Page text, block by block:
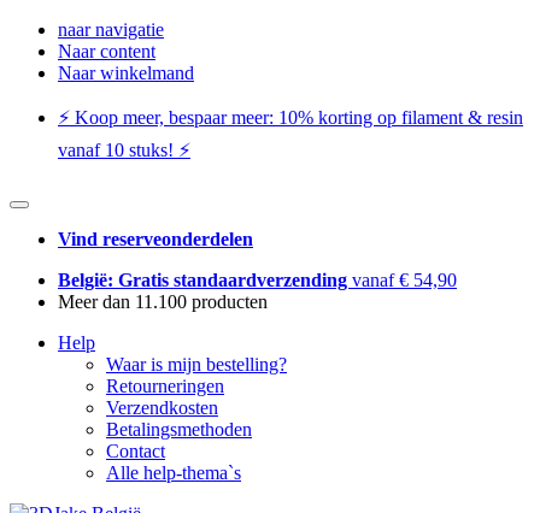
naar navigatie
Naar content
Naar winkelmand
⚡️ Koop meer, bespaar meer: ​​10% korting op filament & resin
vanaf 10 stuks! ⚡️
Vind reserveonderdelen
België: Gratis standaardverzending vanaf € 54,90
Meer dan 11.100 producten
Help
Waar is mijn bestelling?
Retourneringen
Verzendkosten
Betalingsmethoden
Contact
Alle help-thema`s